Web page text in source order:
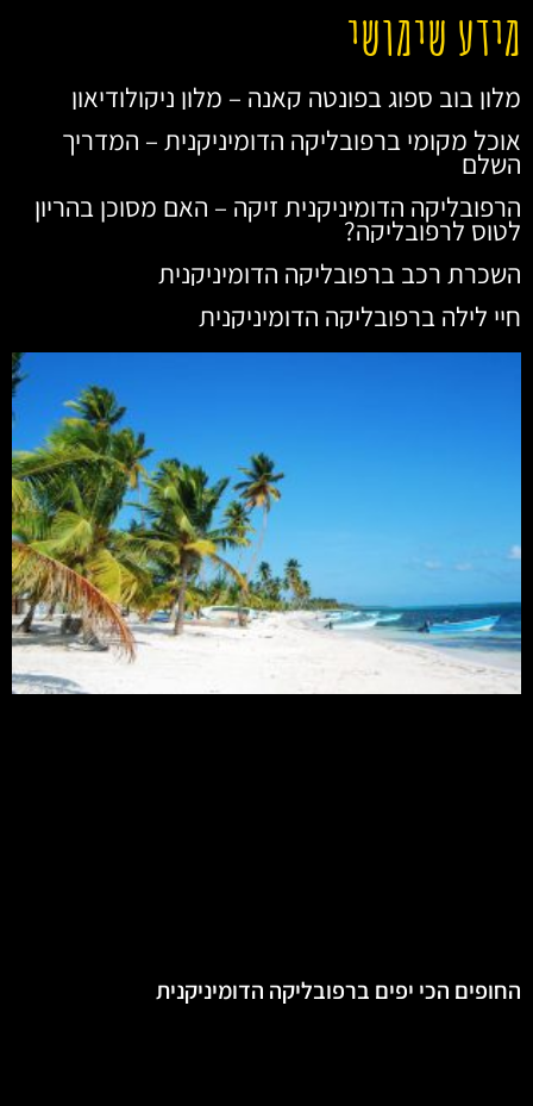
מידע שימושי
מלון בוב ספוג בפונטה קאנה – מלון ניקולודיאון
אוכל מקומי ברפובליקה הדומיניקנית – המדריך
השלם
הרפובליקה הדומיניקנית זיקה – האם מסוכן בהריון
לטוס לרפובליקה?
השכרת רכב ברפובליקה הדומיניקנית
חיי לילה ברפובליקה הדומיניקנית
החופים הכי יפים ברפובליקה הדומיניקנית